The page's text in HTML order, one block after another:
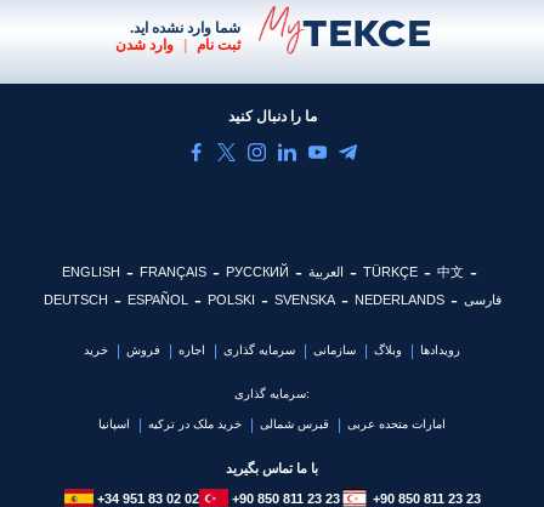
شما وارد نشده اید.
ثبت نام
وارد شدن
ما را دنبال کنید
ENGLISH FRANÇAIS РУССКИЙ العربية TÜRKÇE
中文
DEUTSCH
ESPAÑOL POLSKI SVENSKA NEDERLANDS فارسی
خرید فروش اجاره سرمایه گذاری سازمانی وبلاگ رویدادها
سرمایه گذاری:
اسپانیا خرید ملک در ترکیه قبرس شمالی امارات متحده عربی
با ما تماس بگیرید
+34 951 83 02 02 +90 850 811 23 23 +90 850 811 23 23